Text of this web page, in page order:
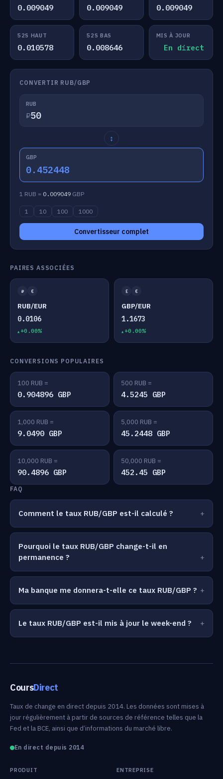
0.009049 0.009049 0.009049
52S HAUT
0.010578
52S BAS
0.008646
MIS À JOUR
En direct
CONVERTIR RUB/GBP
RUB
₽
↕
GBP
0.452448
1 RUB = 0.009049 GBP
1 10 100 1000
Convertisseur complet
PAIRES ASSOCIÉES
₽ €
RUB/EUR
0.0106
+0.00%
£ €
GBP/EUR
1.1673
+0.00%
CONVERSIONS POPULAIRES
100 RUB =
0.904896 GBP
500 RUB =
4.5245 GBP
1,000 RUB =
9.0490 GBP
5,000 RUB =
45.2448 GBP
10,000 RUB =
90.4896 GBP
50,000 RUB =
452.45 GBP
FAQ
Comment le taux RUB/GBP est-il calculé ?
Pourquoi le taux RUB/GBP change-t-il en
permanence ?
Ma banque me donnera-t-elle ce taux RUB/GBP ?
Le taux RUB/GBP est-il mis à jour le week-end ?
CoursDirect
Taux de change en direct depuis 2014. Les données sont mises à
jour régulièrement à partir de sources de référence telles que la
Fed et la BCE, ainsi que d’informations du marché libre.
En direct depuis 2014
PRODUIT ENTREPRISE